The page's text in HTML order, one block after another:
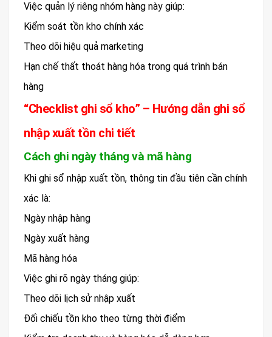
Việc quản lý riêng nhóm hàng này giúp:
Kiểm soát tồn kho chính xác
Theo dõi hiệu quả marketing
Hạn chế thất thoát hàng hóa trong quá trình bán
hàng
“Checklist ghi sổ kho” – Hướng dẫn ghi sổ
nhập xuất tồn chi tiết
Cách ghi ngày tháng và mã hàng
Khi ghi sổ nhập xuất tồn, thông tin đầu tiên cần chính
xác là:
Ngày nhập hàng
Ngày xuất hàng
Mã hàng hóa
Việc ghi rõ ngày tháng giúp:
Theo dõi lịch sử nhập xuất
Đối chiếu tồn kho theo từng thời điểm